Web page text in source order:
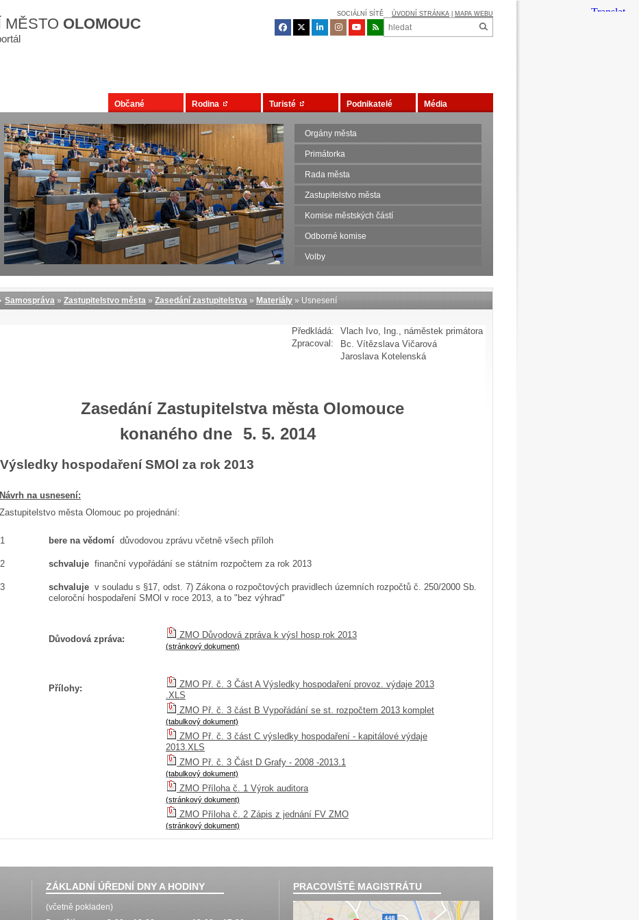
MĚSTO OLOMOUC
SOCIÁLNÍ SÍTĚ ÚVODNÍ STRÁNKA MAPA WEBU
Občané Rodina Turisté Podnikatelé Média
Orgány města
Primátorka
Rada města
Zastupitelstvo města
Komise městských částí
Odborné komise
Volby
Samospráva » Zastupitelstvo města » Zasedání zastupitelstva » Materiály » Usnesení
Předkládá:
Vlach Ivo, Ing., náměstek primátora
Zpracoval:
Bc. Vítězslava Vičarová
Jaroslava Kotelenská
Zasedání Zastupitelstva města Olomouce
konaného dne 5. 5. 2014
Výsledky hospodaření SMOl za rok 2013
Návrh na usnesení:
Zastupitelstvo města Olomouc po projednání:
1 bere na vědomí důvodovou zprávu včetně všech příloh
2 schvaluje finanční vypořádání se státním rozpočtem za rok 2013
3 schvaluje v souladu s §17, odst. 7) Zákona o rozpočtových pravidlech územních rozpočtů č. 250/2000 Sb.
celoroční hospodaření SMOl v roce 2013, a to "bez výhrad"
Důvodová zpráva: ZMO Důvodová zpráva k výsl hosp rok 2013
(stránkový dokument)
Přílohy:
ZMO Př. č. 3 Část A Výsledky hospodaření provoz. výdaje 2013
.XLS
ZMO Př. č. 3 část B Vypořádání se st. rozpočtem 2013 komplet
(tabulkový dokument)
ZMO Př. č. 3 část C výsledky hospodaření - kapitálové výdaje
2013.XLS
ZMO Př. č. 3 Část D Grafy - 2008 -2013.1
(tabulkový dokument)
ZMO Příloha č. 1 Výrok auditora
(stránkový dokument)
ZMO Příloha č. 2 Zápis z jednání FV ZMO
(stránkový dokument)
ZÁKLADNÍ ÚŘEDNÍ DNY A HODINY
(včetně pokladen)
PRACOVIŠTĚ MAGISTRÁTU